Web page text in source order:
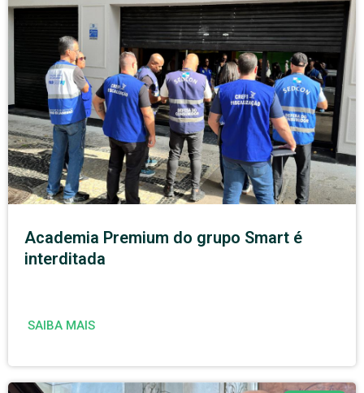
Academia Premium do grupo Smart é
interditada
SAIBA MAIS